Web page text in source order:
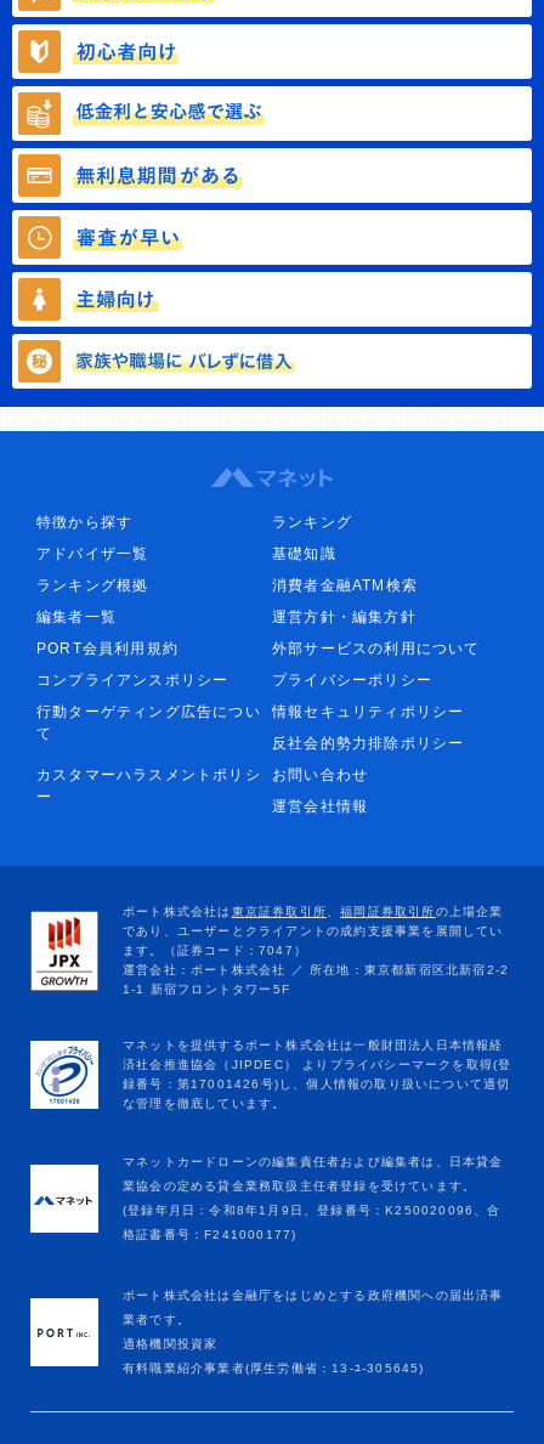
特徴から探す
ランキング
アドバイザ一覧
基礎知識
ランキング根拠
消費者金融ATM検索
編集者一覧
運営方針・編集方針
PORT会員利用規約
外部サービスの利用について
コンプライアンスポリシー
プライバシーポリシー
行動ターゲティング広告につい
て
情報セキュリティポリシー
反社会的勢力排除ポリシー
カスタマーハラスメントポリシ
ー
お問い合わせ
運営会社情報
マネットカードローンの編集責任者および編集者は、日本貸金
業協会の定める貸金業務取扱主任者登録を受けています。
(登録年月日：令和8年1月9日、登録番号：K250020096、合
格証書番号：F241000177)
ポート株式会社は金融庁をはじめとする政府機関への届出済事
業者です。
適格機関投資家
有料職業紹介事業者(厚生労働省：13-ﾕ-305645)